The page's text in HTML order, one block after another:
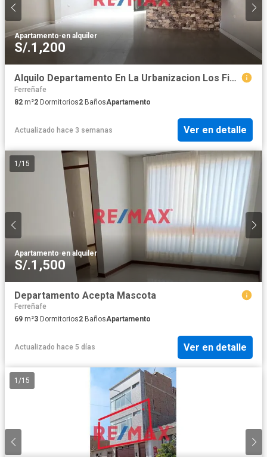
Apartamento·en alquiler
S/.1,200
Alquilo Departamento En La Urbanizacion Los Ficus
Ferreñafe
82 m²2 Dormitorios2 BañosApartamento
Actualizado hace 3 semanas Ver en detalle
1 /15
Apartamento·en alquiler
S/.1,500
Departamento Acepta Mascota
Ferreñafe
69 m²3 Dormitorios2 BañosApartamento
Actualizado hace 5 días Ver en detalle
1 /15